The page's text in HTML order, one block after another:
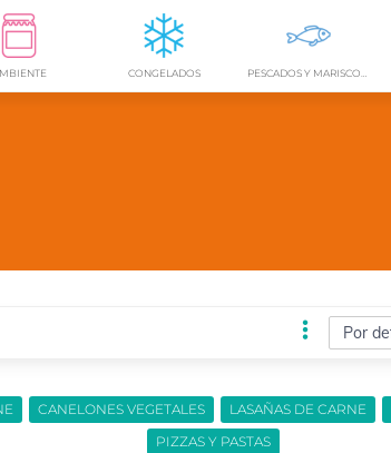
CONGELADOS
CANELONES VEGETALES LASAÑAS DE CARNE
PIZZAS Y PASTAS